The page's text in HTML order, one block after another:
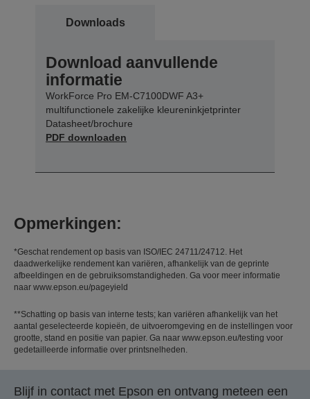
Downloads
Download aanvullende
informatie
WorkForce Pro EM-C7100DWF A3+
multifunctionele zakelijke kleureninkjetprinter
Datasheet/brochure
PDF downloaden
Opmerkingen:
*Geschat rendement op basis van ISO/IEC 24711/24712. Het
daadwerkelijke rendement kan variëren, afhankelijk van de geprinte
afbeeldingen en de gebruiksomstandigheden. Ga voor meer informatie
naar www.epson.eu/pageyield
**Schatting op basis van interne tests; kan variëren afhankelijk van het
aantal geselecteerde kopieën, de uitvoeromgeving en de instellingen voor
grootte, stand en positie van papier. Ga naar www.epson.eu/testing voor
gedetailleerde informatie over printsnelheden.
Blijf in contact met Epson en ontvang meteen een